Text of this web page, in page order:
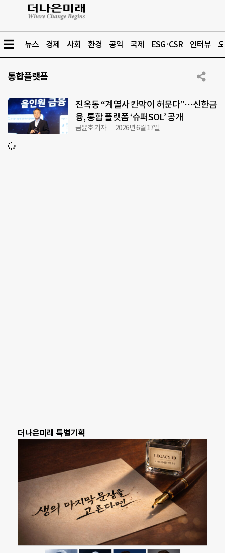
뉴스 경제 사회 환경 공익 국제 ESG·CSR 인터뷰
통합플랫폼
진옥동 “계열사 칸막이 허문다”…신한금
융, 통합 플랫폼 ‘슈퍼SOL’ 공개
금윤호 기자 2026년 6월 17일
더나은미래 특별기획